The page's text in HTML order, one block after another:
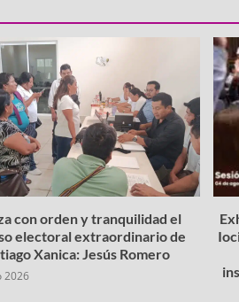
con orden y tranquilidad el
electoral extraordinario de
Xanica: Jesús Romero
2026